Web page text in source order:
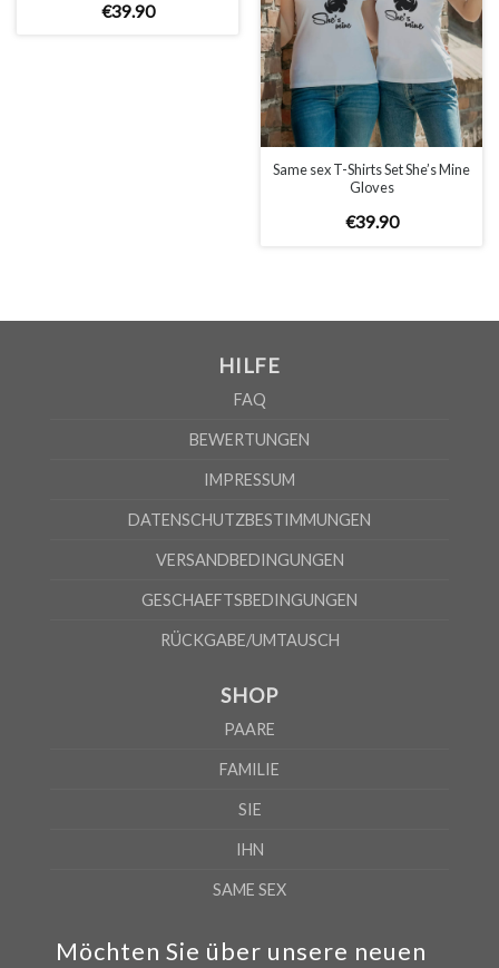
WICHTIG: Bitte überprüfen Sie die Größentabelle bevor Sie
GRÖSSENTABELLE
€39.90
Same sex T-Shirts Set She’s Mine
Gloves
€39.90
Möchten Sie über unsere neuen
HILFE
FAQ
BEWERTUNGEN
IMPRESSUM
DATENSCHUTZBESTIMMUNGEN
VERSANDBEDINGUNGEN
GESCHAEFTSBEDINGUNGEN
RÜCKGABE/UMTAUSCH
SHOP
PAARE
FAMILIE
SIE
IHN
SAME SEX